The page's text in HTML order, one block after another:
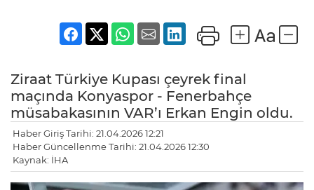
Ziraat Türkiye Kupası çeyrek final
maçında Konyaspor - Fenerbahçe
müsabakasının VAR’ı Erkan Engin oldu.
Haber Giriş Tarihi: 21.04.2026 12:21
Haber Güncellenme Tarihi: 21.04.2026 12:30
Kaynak: İHA